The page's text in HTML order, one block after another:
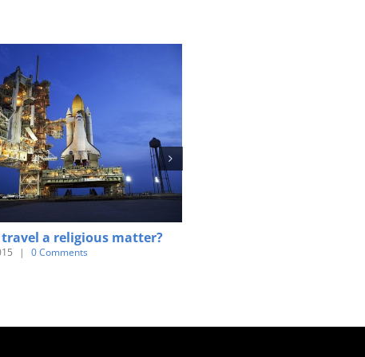
travel a religious matter?
| 0 Comments